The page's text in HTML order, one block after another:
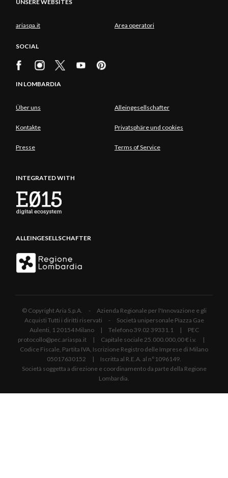
UNSERE WEBSITES
ariaspa.it Area operatori
SOCIAL
IN LOMBARDIA
Über uns Alleingesellschafter
Kontakte Privatsphäre und cookies
Presse Terms of Service
INTEGRATED WITH
ALLEINGESELLSCHAFTER
© Copyright Aria S.p.A. - Azienda Regionale per l'Innovazione e gli
Acquisti Tutti i diritti riservati - Società unipersonale Piazza Gae
Aulenti, 1 20154 Milano | Telefono 39.02 39331.1 | PEC
protocollo@pec.ariaspa.it | Capitale sociale 25.000.000,00 € i.v. |
Codice Fiscale, Partita IVA, Iscrizione Registro delle Imprese di Milano
05017630152 | Iscritta al R.E.A. al n°1096149.
Società soggetta a direzione e coordinamento da parte della Regione
Lombardia.